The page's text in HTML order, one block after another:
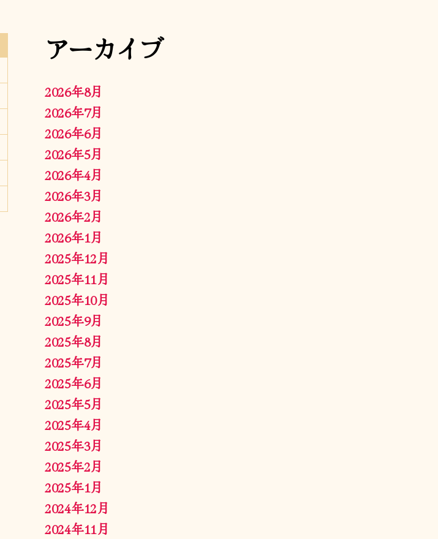
アーカイブ
2026年8月
2026年7月
2026年6月
2026年5月
2026年4月
2026年3月
2026年2月
2026年1月
2025年12月
2025年11月
2025年10月
2025年9月
2025年8月
2025年7月
2025年6月
2025年5月
2025年4月
2025年3月
2025年2月
2025年1月
2024年12月
2024年11月